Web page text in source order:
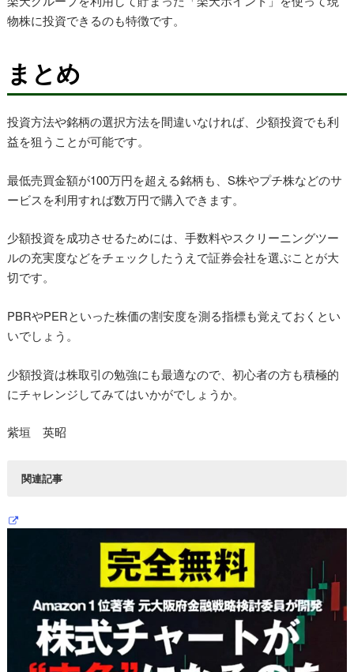
物株に投資できるのも特徴です。
まとめ
投資方法や銘柄の選択方法を間違いなければ、少額投資でも利
益を狙うことが可能です。
最低売買金額が100万円を超える銘柄も、S株やプチ株などのサ
ービスを利用すれば数万円で購入できます。
少額投資を成功させるためには、手数料やスクリーニングツー
ルの充実度などをチェックしたうえで証券会社を選ぶことが大
切です。
PBRやPERといった株価の割安度を測る指標も覚えておくとい
いでしょう。
少額投資は株取引の勉強にも最適なので、初心者の方も積極的
にチャレンジしてみてはいかがでしょうか。
紫垣 英昭
関連記事
「レベル3」実用で大注目!自動運転関連で狙いたい8銘柄を
株のスイングトレード向きの銘柄選びとエントリーポイント